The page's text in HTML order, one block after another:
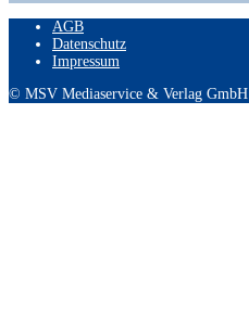
AGB
Datenschutz
Impressum
© MSV Mediaservice & Verlag GmbH